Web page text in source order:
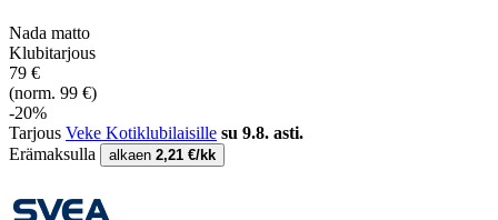
Nada matto
Klubitarjous
79 €
(norm. 99 €)
-20%
Tarjous Veke Kotiklubilaisille su 9.8. asti.
Erämaksulla
alkaen 2,21 €/kk